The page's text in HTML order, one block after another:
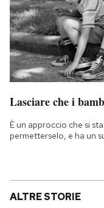
Lasciare che i
È un approccio che si
permetterselo, e ha un
ALTRE STORIE